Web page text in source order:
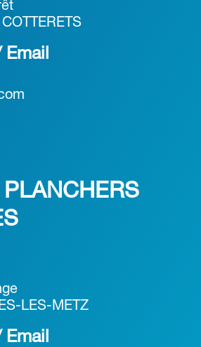
Email
PLANCHERS
LES-METZ
Email